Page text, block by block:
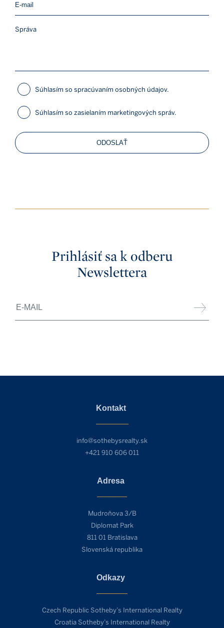
Súhlasím so spracúvaním osobných údajov.
Súhlasím so zasielaním marketingových správ.
ODOSLAŤ
Prihlásiť sa k odberu
Newslettera
Kontakt
info@sothebysrealty.sk
+421 910 606 011
Adresa
Mudroňova 3/B
Diplomat Park
811 01 Bratislava
Slovenská republika
Odkazy
Czech Republic Sotheby’s International Realty
Croatia Sotheby’s International Realty